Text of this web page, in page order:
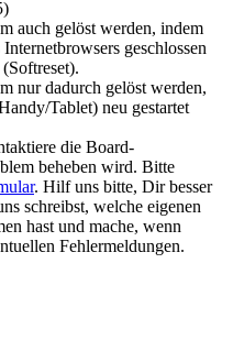
auch gelöst werden, indem
geschlossen
nur dadurch gelöst werden,
Tablet) neu gestartet
die Board-
beheben wird. Bitte
. Hilf uns bitte, Dir besser
schreibst, welche eigenen
hast und mache, wenn
Fehlermeldungen.